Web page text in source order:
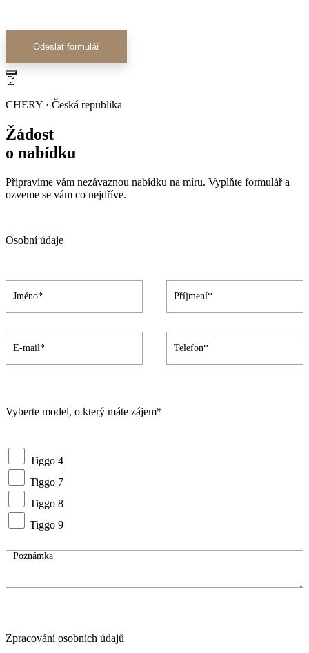
Odeslat formulář
CHERY · Česká republika
Žádost
o nabídku
Připravíme vám nezávaznou nabídku na míru. Vyplňte formulář a
ozveme se vám co nejdříve.
Osobní údaje
Vyberte model, o který máte zájem*
Tiggo 4
Tiggo 7
Tiggo 8
Tiggo 9
Zpracování osobních údajů